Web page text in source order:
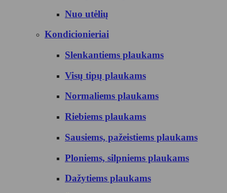
Nuo utėlių
Kondicionieriai
Slenkantiems plaukams
Visų tipų plaukams
Normaliems plaukams
Riebiems plaukams
Sausiems, pažeistiems plaukams
Ploniems, silpniems plaukams
Dažytiems plaukams